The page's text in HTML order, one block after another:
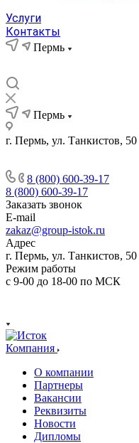
Услуги
Контакты
Пермь
Пермь
г. Пермь, ул. Танкистов, 50
8 (800) 600-39-17
8 (800) 600-39-17
Заказать звонок
E-mail
zakaz@group-istok.ru
Адрес
г. Пермь, ул. Танкистов, 50
Режим работы
с 9-00 до 18-00 по МСК
Компания
О компании
Партнеры
Вакансии
Реквизиты
Новости
Дипломы